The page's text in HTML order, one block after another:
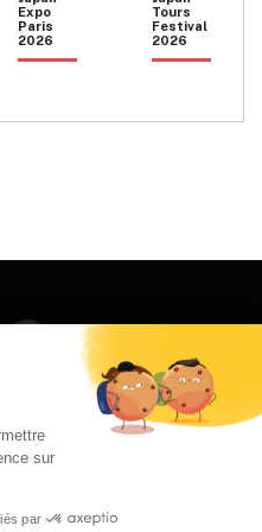
Expo
Paris
2026
Tours
Festival
2026
Instagram
CONTACT